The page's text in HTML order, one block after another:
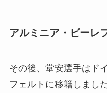
アルミニア・ビーレ
その後、堂安選手はド
フェルトに移籍しまし